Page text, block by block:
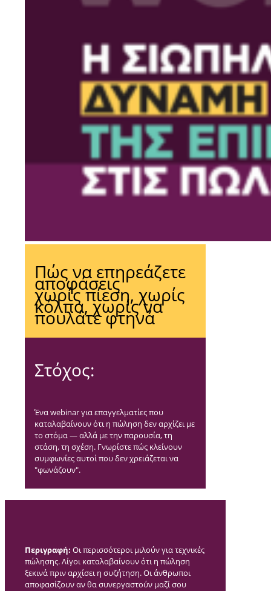
Πώς να επηρεάζετε
αποφάσεις
χωρίς πίεση, χωρίς
κόλπα, χωρίς να
πουλάτε φτηνά
Στόχος:
Ένα webinar για επαγγελματίες που
καταλαβαίνουν ότι η πώληση δεν αρχίζει με
το στόμα — αλλά με την παρουσία, τη
στάση, τη σχέση. Γνωρίστε πώς κλείνουν
συμφωνίες αυτοί που δεν χρειάζεται να
"φωνάζουν".
Περιγραφή: Οι περισσότεροι μιλούν για τεχνικές
πώλησης. Λίγοι καταλαβαίνουν ότι η πώληση
ξεκινά πριν αρχίσει η συζήτηση. Οι άνθρωποι
αποφασίζουν αν θα συνεργαστούν μαζί σου